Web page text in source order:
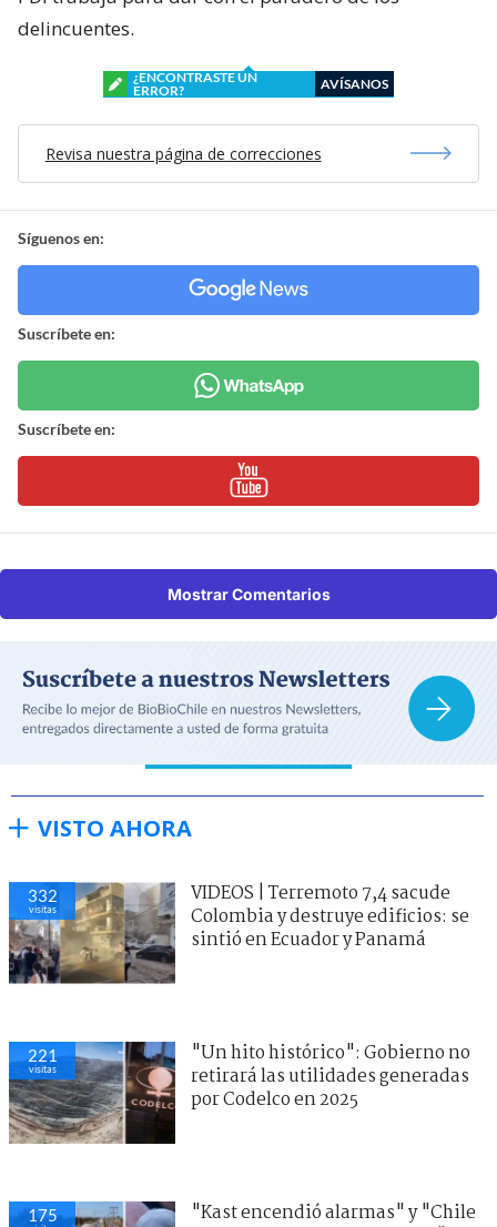
delincuentes.
¿ENCONTRASTE UN
ERROR?
AVÍSANOS
Revisa nuestra página de correcciones
Síguenos en:
Suscríbete en:
Suscríbete en:
Mostrar Comentarios
VISTO AHORA
332
visitas
VIDEOS | Terremoto 7,4 sacude
Colombia y destruye edificios: se
sintió en Ecuador y Panamá
221
visitas
"Un hito histórico": Gobierno no
retirará las utilidades generadas
por Codelco en 2025
175
"Kast encendió alarmas" y "Chile